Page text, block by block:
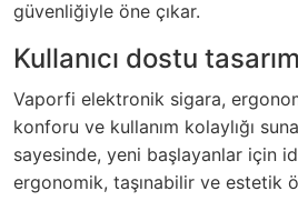
güvenliğiyle öne çıkar.
Kullanıcı dostu tasarım
Vaporfi elektronik sigara,
konforu ve kullanım kolaylığı
sayesinde, yeni başlayanlar için
ergonomik, taşınabilir ve estetik